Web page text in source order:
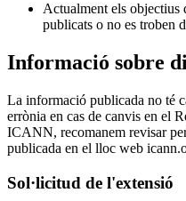
Actualment els objectius
publicats o no es troben
Informació sobre
La informació publicada no té
errònia en cas de canvis en el
ICANN, recomanem revisar
publicada en el lloc web
Sol·licitud de l'extensió